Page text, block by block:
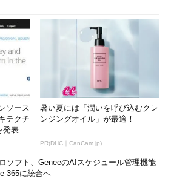
ソース
テクチ
発表
暑い夏には「潤いを呼び込むクレ
ンジングオイル」が最適！
PR(DHC｜CanCam.jp)
ソフト、GeneeのAIスケジュール管理機能
365に統合へ